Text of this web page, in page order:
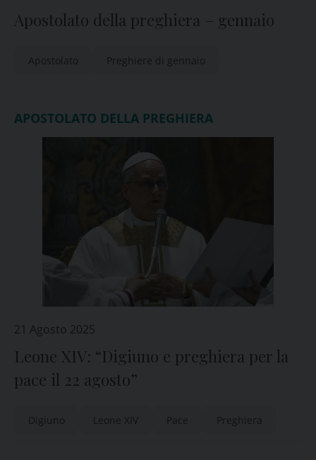
Apostolato della preghiera – gennaio
Apostolato Preghiere di gennaio
APOSTOLATO DELLA PREGHIERA
21 Agosto 2025
Leone XIV: “Digiuno e preghiera per la
pace il 22 agosto”
Digiuno Leone XIV Pace Preghiera